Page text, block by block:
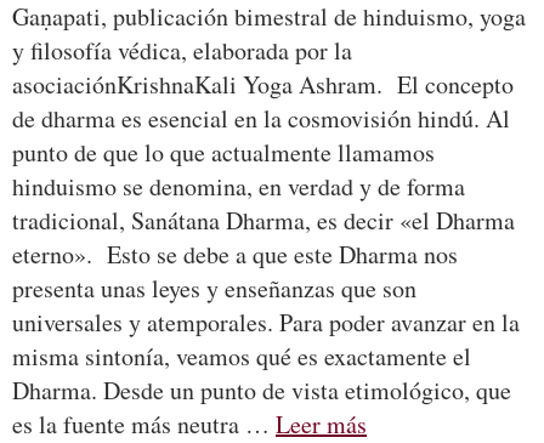
Gaṇapati, publicación bimestral de hinduismo, yoga
y filosofía védica, elaborada por la
asociaciónKrishnaKali Yoga Ashram. El concepto
de dharma es esencial en la cosmovisión hindú. Al
punto de que lo que actualmente llamamos
hinduismo se denomina, en verdad y de forma
tradicional, Sanátana Dharma, es decir «el Dharma
eterno». Esto se debe a que este Dharma nos
presenta unas leyes y enseñanzas que son
universales y atemporales. Para poder avanzar en la
misma sintonía, veamos qué es exactamente el
Dharma. Desde un punto de vista etimológico, que
es la fuente más neutra … Leer más